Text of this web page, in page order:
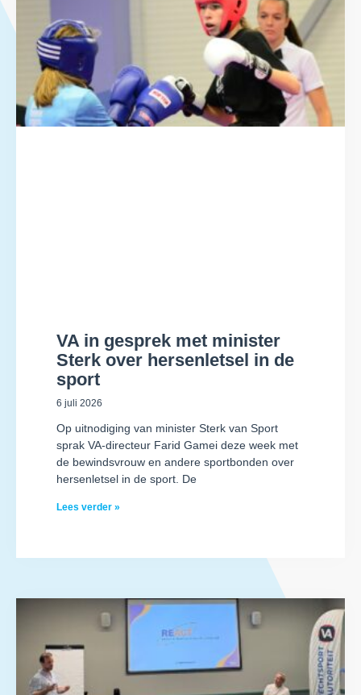
VA in gesprek met minister
Sterk over hersenletsel in de
sport
6 juli 2026
Op uitnodiging van minister Sterk van Sport
sprak VA-directeur Farid Gamei deze week met
de bewindsvrouw en andere sportbonden over
hersenletsel in de sport. De
Lees verder »